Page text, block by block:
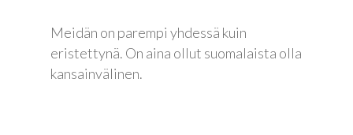
Meidän on parempi yhdessä kuin
eristettynä. On aina ollut suomalaista olla
kansainvälinen.